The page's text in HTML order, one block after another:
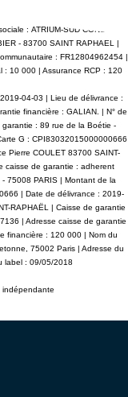
: ATRIUM-SUD CONSEIL
- 83700 SAINT RAPHAEL |
: FR12804962454 |
: 10 000 | Assurance RCP : 120
04-03 | Lieu de délivrance :
financière : GALIAN. | N° de
: 89 rue de la Boétie -
G : CPI83032015000000666
Pierre COULET 83700 SAINT-
caisse de garantie : adherent
75008 PARIS | Montant de la
| Date de délivrance : 2019-
RAPHAËL | Caisse de garantie
| Adresse caisse de garantie
financière : 120 000 | Nom du
75002 Paris | Adresse du
label : 09/05/2018
indépendante